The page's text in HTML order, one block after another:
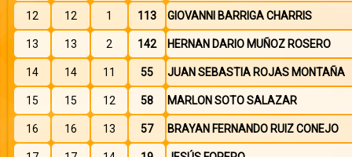
12
12 1 113 GIOVANNI BARRIGA CHARRIS
13 13 2 142 HERNAN DARIO MUÑOZ ROSERO
14 14 11 55 JUAN SEBASTIA ROJAS MONTAÑA
15 15 12 58 MARLON SOTO SALAZAR
16 16 13 57 BRAYAN FERNANDO RUIZ CONEJO